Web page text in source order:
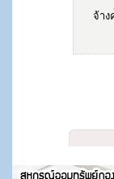
จ้าง